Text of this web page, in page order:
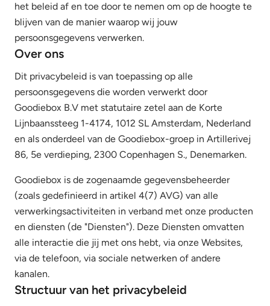
het beleid af en toe door te nemen om op de hoogte te
blijven van de manier waarop wij jouw
persoonsgegevens verwerken.
Over ons
Dit privacybeleid is van toepassing op alle
persoonsgegevens die worden verwerkt door
Goodiebox B.V met statutaire zetel aan de Korte
Lijnbaanssteeg 1-4174, 1012 SL Amsterdam, Nederland
en als onderdeel van de Goodiebox-groep in Artillerivej
86, 5e verdieping, 2300 Copenhagen S., Denemarken.
Goodiebox is de zogenaamde gegevensbeheerder
(zoals gedefinieerd in artikel 4(7) AVG) van alle
verwerkingsactiviteiten in verband met onze producten
en diensten (de "Diensten"). Deze Diensten omvatten
alle interactie die jij met ons hebt, via onze Websites,
via de telefoon, via sociale netwerken of andere
kanalen.
Structuur van het privacybeleid